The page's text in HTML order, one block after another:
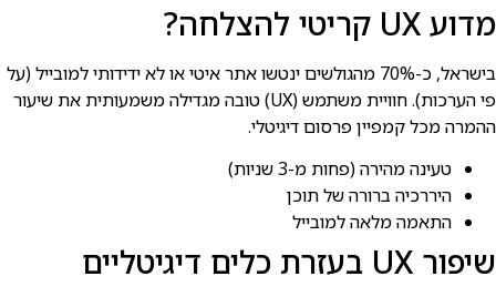
מדוע UX קריטי להצלחה?
בישרא⁠ל, כ-70% מהגולשים ינטשו אתר איטי או לא ידידותי למובייל (על
פי הערכות). חוויית משתמש (UX) טובה מגדילה משמעותית את שיעור
ההמרה מכל קמפיין פרסום דיגיטלי.
טעינה מהירה (פחות מ-3 שניות)
היררכיה ברורה של תוכן
התאמה מלאה למובייל
שיפור UX בעזרת כלים דיגיטליים